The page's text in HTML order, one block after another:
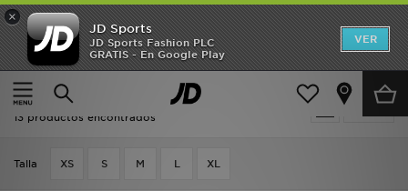
×
JD Sports
JD Sports Fashion PLC
GRATIS - En Google Play
VER
Página principal
2 for 45
2 for 45
13 productos encontrados
Talla XS S M L XL
Hombre
Mujer
Niños